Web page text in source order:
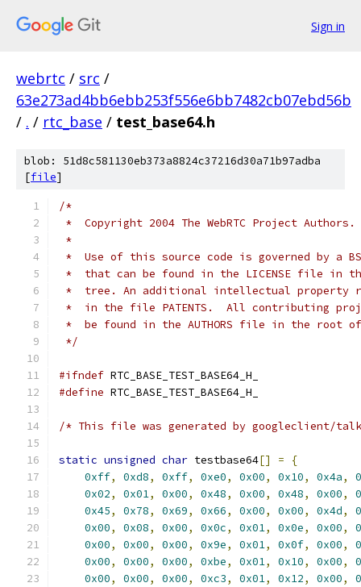
Sign in
webrtc / src /
63e273ad4bb6ebb253f556e6bb7482cb07ebd56b
/ . / rtc_base / test_base64.h
blob: 51d8c581130eb373a8824c37216d30a71b97adba
[file]
/*
*  Copyright 2004 The WebRTC Project
*
*  Use of this source code is governed by a
*  that can be found in the LICENSE file in
*  tree. An additional intellectual property
*  in the file PATENTS.  All contributing
*  be found in the AUTHORS file in the root
*/
#ifndef RTC_BASE_TEST_BASE64_H_
#define RTC_BASE_TEST_BASE64_H_
/* This file was generated by googleclient/
static unsigned char testbase64[] =
{
0xff, 0xd8, 0xff, 0xe0, 0x00, 0x10, 0x4a,
0x02, 0x01, 0x00, 0x48, 0x00, 0x48, 0x00,
0x45, 0x78, 0x69, 0x66, 0x00, 0x00, 0x4d,
0x00, 0x08, 0x00, 0x0c, 0x01, 0x0e, 0x00,
0x00, 0x00, 0x00, 0x9e, 0x01, 0x0f, 0x00,
0x00, 0x00, 0x00, 0xbe, 0x01, 0x10, 0x00,
0x00, 0x00, 0x00, 0xc3, 0x01, 0x12, 0x00,